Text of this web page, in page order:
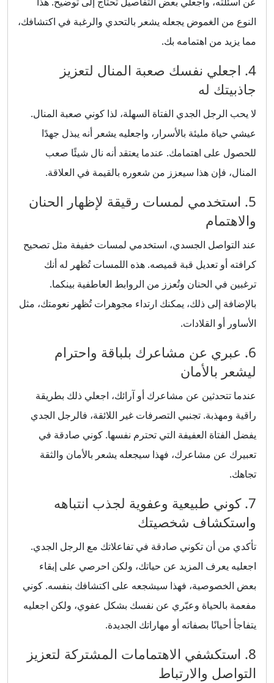
النوع من الغموض يجعله يشعر بالتحدي والرغبة في اكتشافك،
مما يزيد من اهتمامه بك.
4. اجعلي نفسك صعبة المنال لتعزيز
جاذبيتك له
لا يحب الرجل الجدي الفتاة السهلة، لذا كوني صعبة المنال.
عيشي حياة مليئة بالأسرار، واجعليه يشعر أنه يبذل جهدًا
للحصول على اهتمامك. عندما يعتقد أنه نال شيئًا صعب
المنال، فإن هذا سيعزز من شعوره بالقيمة في العلاقة.
5. استخدمي لمسات رقيقة لإظهار الحنان
والاهتمام
عند التواصل الجسدي، استخدمي لمسات خفيفة مثل تصحيح
كرافته أو تعديل قبة قميصه. هذه اللمسات تُظهر له أنك
ترغبين في الحنان وتُعزز من الروابط العاطفية بينكما.
بالإضافة إلى ذلك، يمكنك ارتداء مجوهرات تُظهر نعومتك، مثل
الأساور أو القلادات.
6. عبري عن مشاعرك بلباقة واحترام
ليشعر بالأمان
عندما تتحدثين عن مشاعرك أو آرائك، اجعلي ذلك بطريقة
راقية ومهذبة. تجنبي التصرفات غير اللائقة، فالرجل الجدي
يفضل الفتاة العفيفة التي تحترم نفسها. كوني صادقة في
تعبيرك عن مشاعرك، فهذا سيجعله يشعر بالأمان والثقة
تجاهك.
7. كوني طبيعية وعفوية لجذب انتباهه
واستكشاف شخصيتك
تأكدي من أن تكوني صادقة في تفاعلاتك مع الرجل الجدي.
اجعليه يعرف المزيد عن حياتك، ولكن احرصي على إبقاء
بعض الخصوصية، فهذا سيشجعه على اكتشافك بنفسه. كوني
مفعمة بالحياة وعبّري عن نفسك بشكل عفوي، ولكن اجعليه
يتفاجأ أحيانًا بصفاته أو مهاراتك الجديدة.
8. استكشفي الاهتمامات المشتركة لتعزيز
التواصل والارتباط